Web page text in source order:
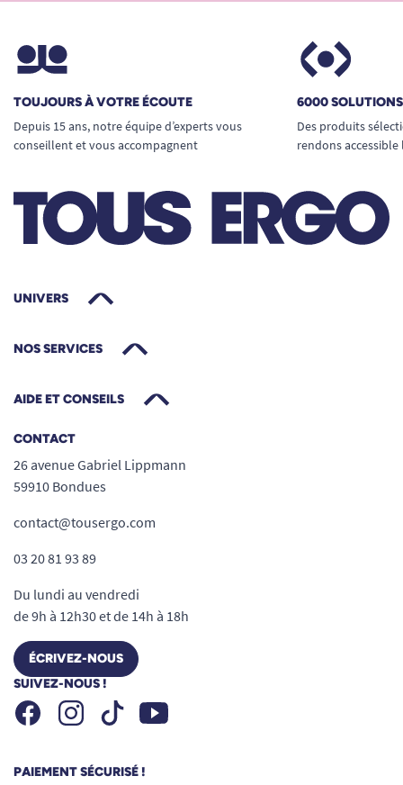
TOUJOURS À VOTRE ÉCOUTE
Depuis 15 ans, notre équipe d’experts vous
conseillent et vous accompagnent
6000
Des produits
rendons
UNIVERS
NOS SERVICES
AIDE ET CONSEILS
CONTACT
26 avenue Gabriel Lippmann
59910 Bondues
contact@tousergo.com
03 20 81 93 89
Du lundi au vendredi
de 9h à 12h30 et de 14h à 18h
ÉCRIVEZ-NOUS
SUIVEZ-NOUS !
FacebookInstagramTiktok Youtube
PAIEMENT SÉCURISÉ !